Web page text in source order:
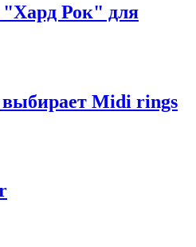
"Хард Рок" для
Midi rings